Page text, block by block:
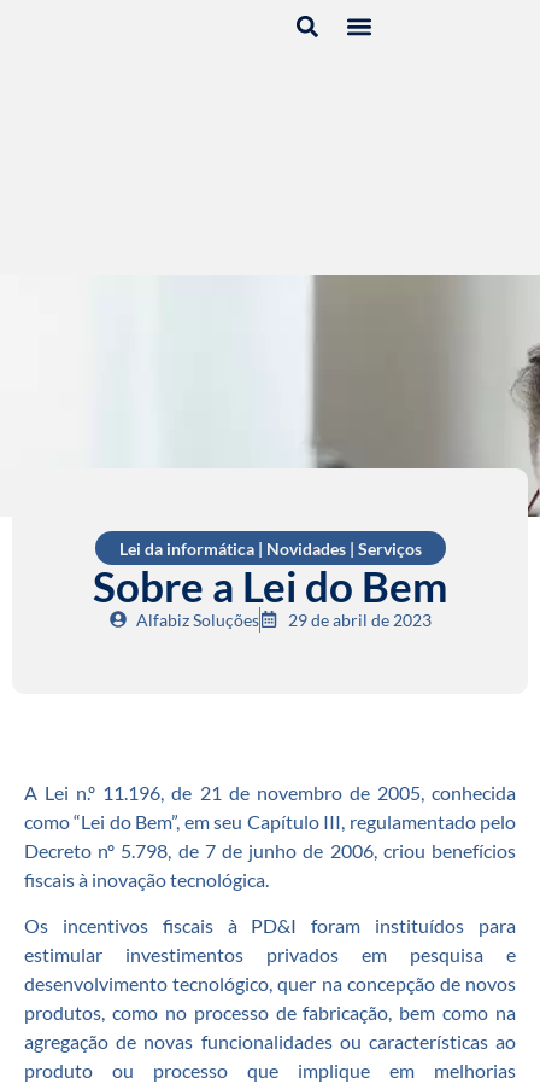
Lei da informática| Novidades| Serviços
Sobre a Lei do Bem
Alfabiz Soluções 29 de abril de 2023
A Lei n.º 11.196, de 21 de novembro de 2005, conhecida
como “Lei do Bem”, em seu Capítulo III, regulamentado pelo
Decreto nº 5.798, de 7 de junho de 2006, criou benefícios
fiscais à inovação tecnológica.
Os incentivos fiscais à PD&I foram instituídos para
estimular investimentos privados em pesquisa e
desenvolvimento tecnológico, quer na concepção de novos
produtos, como no processo de fabricação, bem como na
agregação de novas funcionalidades ou características ao
produto ou processo que implique em melhorias